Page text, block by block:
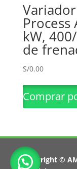
Process
kW,
de
S/0.00
Comprar
Copyright ©